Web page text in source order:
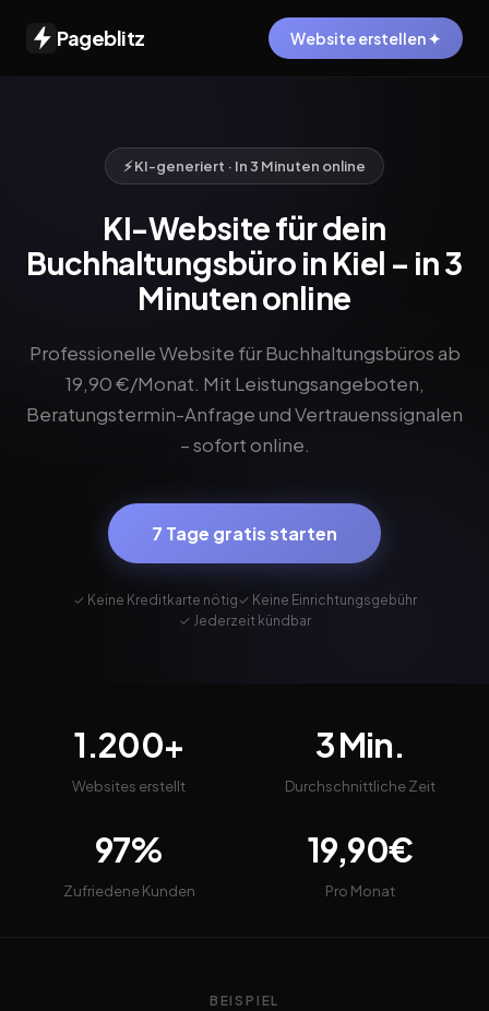
Pageblitz Website erstellen ✦
⚡ KI-generiert · In 3 Minuten online
KI-Website für dein
Buchhaltungsbüro in Kiel – in 3
Minuten online
Professionelle Website für Buchhaltungsbüros ab
19,90 €/Monat. Mit Leistungsangeboten,
Beratungstermin-Anfrage und Vertrauenssignalen
– sofort online.
7 Tage gratis starten
✓ Keine Kreditkarte nötig✓ Keine Einrichtungsgebühr
✓ Jederzeit kündbar
1.200+
Websites erstellt
3 Min.
Durchschnittliche Zeit
97%
Zufriedene Kunden
19,90€
Pro Monat
BEISPIEL